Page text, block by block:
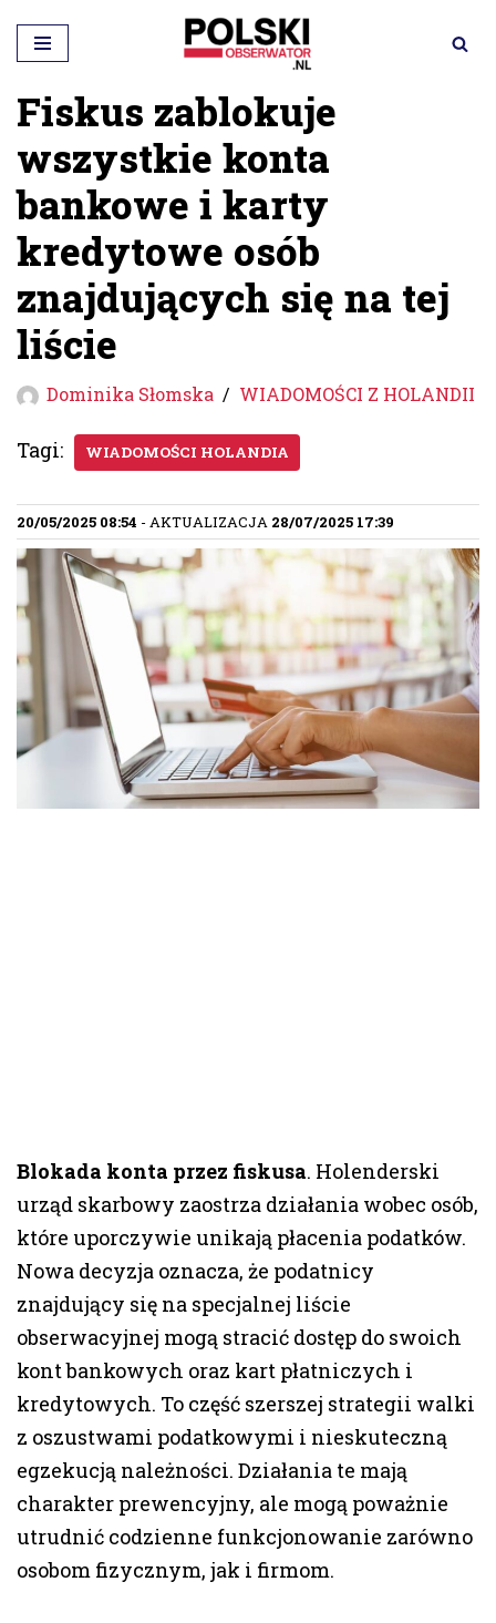
Przejdź
do
treści
Fiskus zablokuje
wszystkie konta
bankowe i karty
kredytowe osób
znajdujących się na tej
liście
Dominika Słomska WIADOMOŚCI Z HOLANDII
Tagi: WIADOMOŚCI HOLANDIA
20/05/2025 08:54 - AKTUALIZACJA 28/07/2025 17:39
Blokada konta przez fiskusa. Holenderski
urząd skarbowy zaostrza działania wobec osób,
które uporczywie unikają płacenia podatków.
Nowa decyzja oznacza, że podatnicy
znajdujący się na specjalnej liście
obserwacyjnej mogą stracić dostęp do swoich
kont bankowych oraz kart płatniczych i
kredytowych. To część szerszej strategii walki
z oszustwami podatkowymi i nieskuteczną
egzekucją należności. Działania te mają
charakter prewencyjny, ale mogą poważnie
utrudnić codzienne funkcjonowanie zarówno
osobom fizycznym, jak i firmom.